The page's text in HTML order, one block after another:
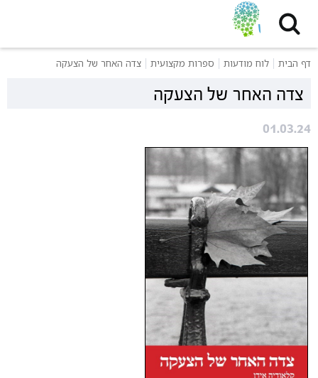
דף הבית לוח מודעות ספרות מקצועית צדה האחר של הצעקה
צדה האחר של הצעקה
01.03.24